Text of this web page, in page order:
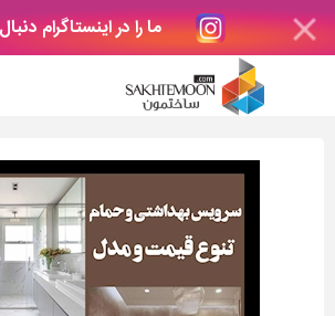
ما را در اینستاگرام